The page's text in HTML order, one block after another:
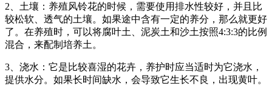
2、土壤：养殖风铃花的时候，需要使用排水性较好，并且比
较松软、透气的土壤。如果途中含有一定的养分，那么就更好
了。在养殖时，可以将腐叶土、泥炭土和沙土按照4:3:3的比例
混合，来配制培养土。
3、浇水：它是比较喜湿的花卉，养护时应当适时为它浇水，
提供水分。如果长时间缺水，会导致它生长不良，出现黄叶。